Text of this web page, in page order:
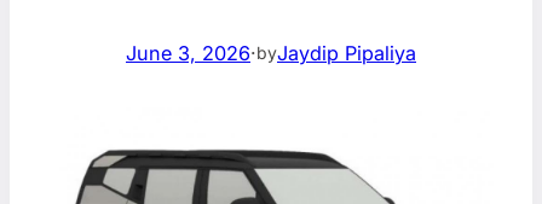
June 3, 2026·byJaydip Pipaliya